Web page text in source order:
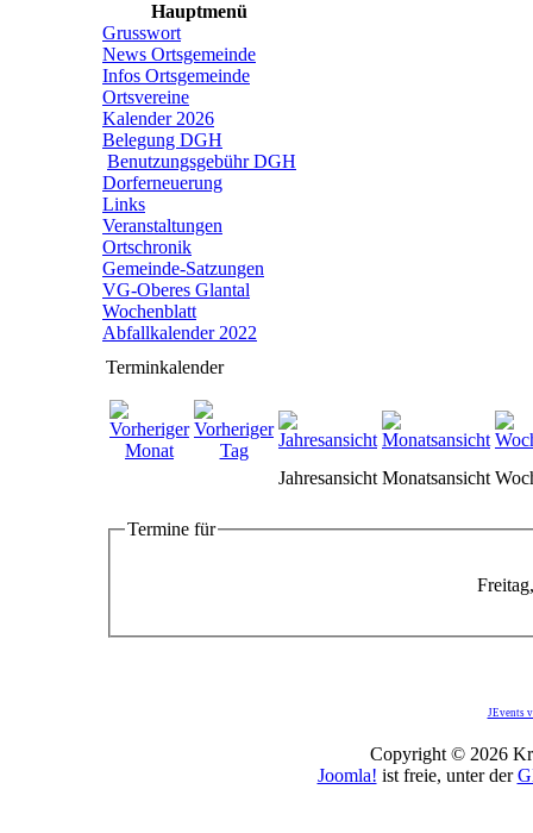
Hauptmenü
Grusswort
News Ortsgemeinde
Infos Ortsgemeinde
Ortsvereine
Kalender 2026
Belegung DGH
Benutzungsgebühr DGH
Dorferneuerung
Links
Veranstaltungen
Ortschronik
Gemeinde-Satzungen
VG-Oberes Glantal
Wochenblatt
Abfallkalender 2022
Terminkalender
Jahresansicht Monatsansicht
Termine für
JEvents
Copyright © 2026
Joomla! ist freie, unter der